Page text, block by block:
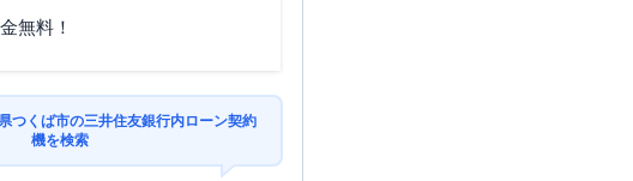
無料！
つくば市の三井住友銀行内ローン契約
機を検索